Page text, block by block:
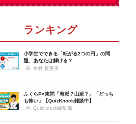
ランキング
小学生でできる「転がる2つの円」の問
題、あなたは解ける？
木村 真実子
ふくらP×東問「海派？山派？」「どっち
も怖い」【QuizKnock雑談中】
QuizKnock編集部